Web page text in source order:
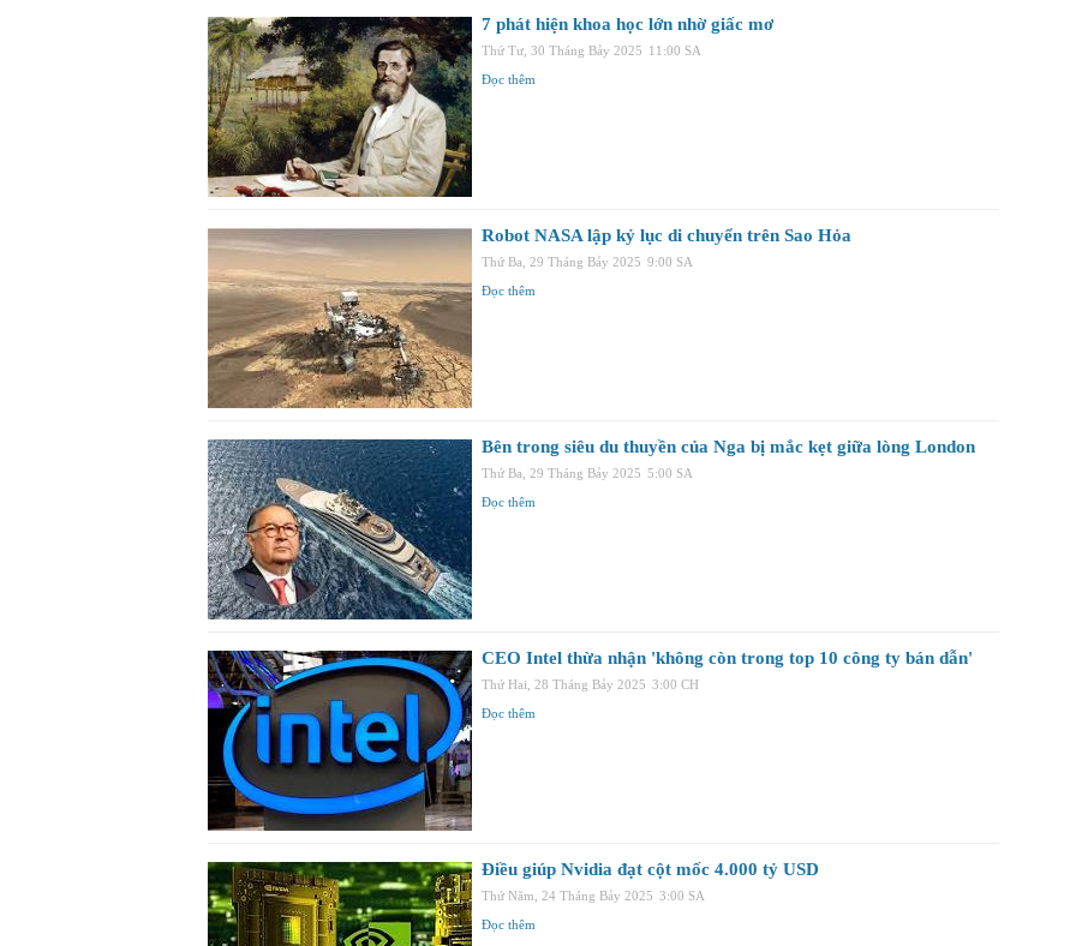
7 phát hiện khoa học lớn nhờ giấc mơ
Thứ Tư, 30 Tháng Bảy 2025 11:00 SA
Đọc thêm
Robot NASA lập kỷ lục di chuyển trên Sao Hỏa
Thứ Ba, 29 Tháng Bảy 2025 9:00 SA
Đọc thêm
Bên trong siêu du thuyền của Nga bị mắc kẹt giữa lòng London
Thứ Ba, 29 Tháng Bảy 2025 5:00 SA
Đọc thêm
CEO Intel thừa nhận 'không còn trong top 10 công ty bán dẫn'
Thứ Hai, 28 Tháng Bảy 2025 3:00 CH
Đọc thêm
Điều giúp Nvidia đạt cột mốc 4.000 tỷ USD
Thứ Năm, 24 Tháng Bảy 2025 3:00 SA
Đọc thêm